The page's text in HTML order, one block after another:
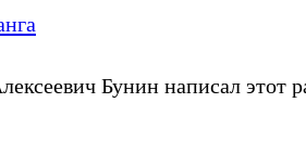
Бунин написал этот